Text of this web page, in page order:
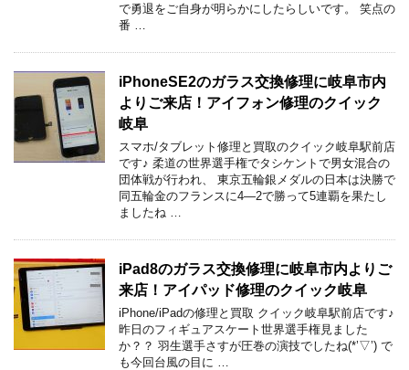
で勇退をご自身が明らかにしたらしいです。 笑点の
番 …
iPhoneSE2のガラス交換修理に岐阜市内
よりご来店！アイフォン修理のクイック
岐阜
スマホ/タブレット修理と買取のクイック岐阜駅前店
です♪ 柔道の世界選手権でタシケントで男女混合の
団体戦が行われ、 東京五輪銀メダルの日本は決勝で
同五輪金のフランスに4―2で勝って5連覇を果たし
ましたね …
iPad8のガラス交換修理に岐阜市内よりご
来店！アイパッド修理のクイック岐阜
iPhone/iPadの修理と買取 クイック岐阜駅前店です♪
昨日のフィギュアスケート世界選手権見ました
か？？ 羽生選手さすが圧巻の演技でしたね(*’▽’) で
も今回台風の目に …